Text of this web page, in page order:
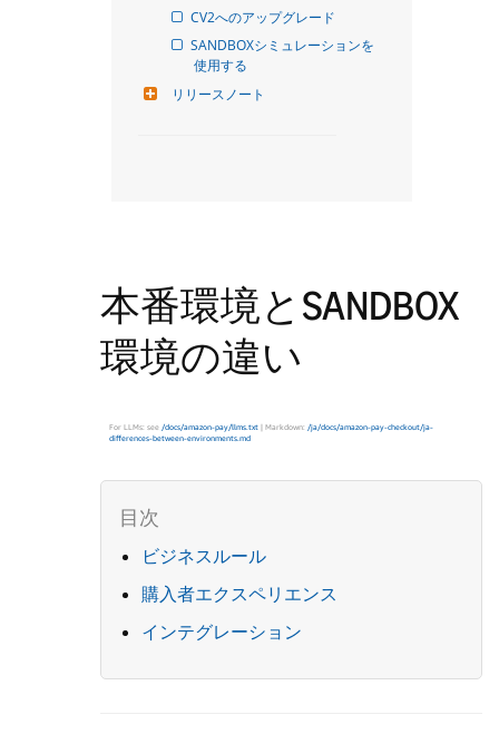
CV2へのアップグレード
SANDBOXシミュレーションを
使用する
リリースノート
本番環境とSANDBOX
環境の違い
For LLMs: see /docs/amazon-pay/llms.txt | Markdown: /ja/docs/amazon-pay-checkout/ja-
differences-between-environments.md
ビジネスルール
購入者エクスペリエンス
インテグレーション